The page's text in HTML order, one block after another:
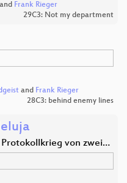
and Frank Rieger
29C3: Not my department
and Frank Rieger
28C3: behind enemy lines
von zwei…